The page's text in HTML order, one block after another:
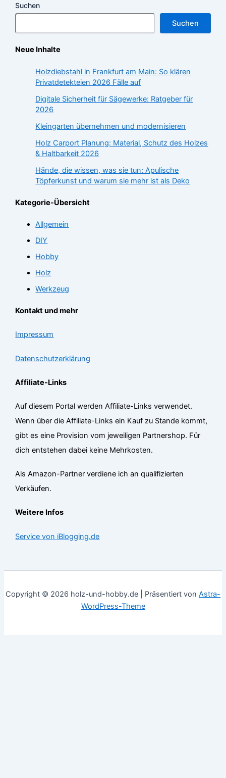
Suchen
Suchen
Neue Inhalte
Holzdiebstahl in Frankfurt am Main: So klären
Privatdetekteien 2026 Fälle auf
Digitale Sicherheit für Sägewerke: Ratgeber für
2026
Kleingarten übernehmen und modernisieren
Holz Carport Planung: Material, Schutz des Holzes
& Haltbarkeit 2026
Hände, die wissen, was sie tun: Apulische
Töpferkunst und warum sie mehr ist als Deko
Kategorie-Übersicht
Allgemein
DIY
Hobby
Holz
Werkzeug
Kontakt und mehr
Impressum
Datenschutzerklärung
Affiliate-Links
Auf diesem Portal werden Affiliate-Links verwendet.
Wenn über die Affiliate-Links ein Kauf zu Stande kommt,
gibt es eine Provision vom jeweiligen Partnershop. Für
dich entstehen dabei keine Mehrkosten.
Als Amazon-Partner verdiene ich an qualifizierten
Verkäufen.
Weitere Infos
Service von iBlogging.de
Copyright © 2026 holz-und-hobby.de | Präsentiert von Astra-
WordPress-Theme